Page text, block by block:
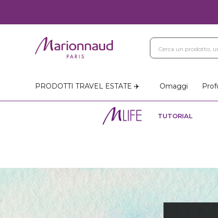
PRODOTTI TRAVEL ESTATE ✈️ Omaggi
TUTORIAL